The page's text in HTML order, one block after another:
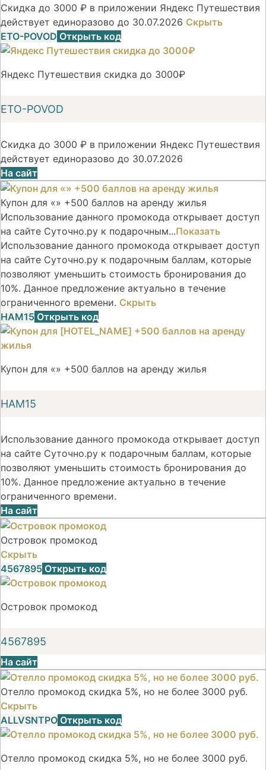
Скидка до 3000 ₽ в приложении Яндекс Путешествия
действует единоразово до 30.07.2026 Скрыть
ETO-POVOD Открыть код
Яндекс Путешествия скидка до 3000₽
ETO-POVOD
Скидка до 3000 ₽ в приложении Яндекс Путешествия
действует единоразово до 30.07.2026
На сайт
Купон для «» +500 баллов на аренду жилья
Использование данного промокода открывает доступ
на сайте Суточно.ру к подарочным...Показать
Использование данного промокода открывает доступ
на сайте Суточно.ру к подарочным баллам, которые
позволяют уменьшить стоимость бронирования до
10%. Данное предложение актуально в течение
ограниченного времени. Скрыть
НАМ15 Открыть код
Купон для «» +500 баллов на аренду жилья
НАМ15
Использование данного промокода открывает доступ
на сайте Суточно.ру к подарочным баллам, которые
позволяют уменьшить стоимость бронирования до
10%. Данное предложение актуально в течение
ограниченного времени.
На сайт
Островок промокод
Скрыть
4567895 Открыть код
Островок промокод
4567895
На сайт
Отелло промокод скидка 5%, но не более 3000 руб.
Скрыть
ALLVSNTPO Открыть код
Отелло промокод скидка 5%, но не более 3000 руб.